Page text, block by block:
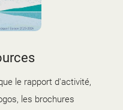
le rapport d'activité,
les brochures